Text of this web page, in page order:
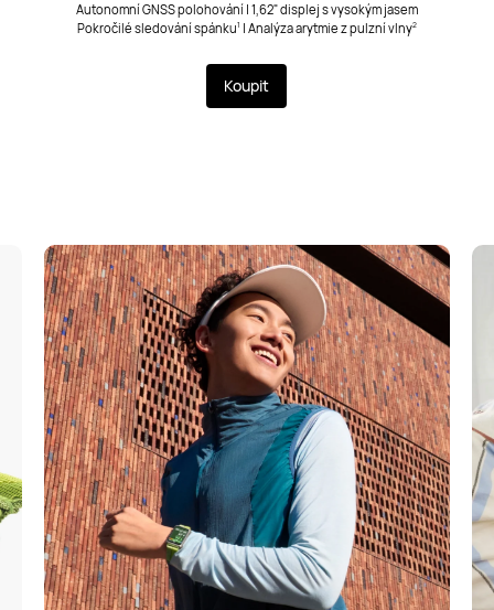
Autonomní GNSS polohování | 1,62" displej s vysokým jasem
Pokročilé sledování spánku1 | Analýza arytmie z pulzní vlny2
Koupit